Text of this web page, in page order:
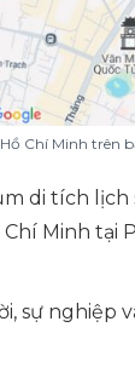
Chí Minh trên
di tích lịch
Minh tại
sự nghiệp